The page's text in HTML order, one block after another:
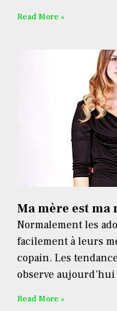
Read More »
Ma mère est
Normalement les
facilement à leurs
copain. Les
observe
Read More »